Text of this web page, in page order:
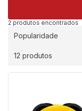
2 produtos encontrados
Popularidade
12 produtos